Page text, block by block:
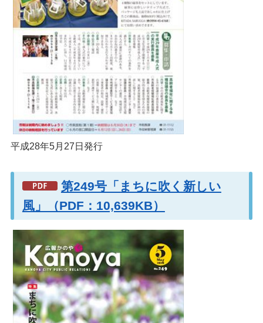
平成28年5月27日発行
第249号「まちに吹く新しい
風」（PDF：10,639KB）